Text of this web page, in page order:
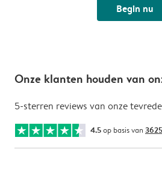
Begin nu
Onze klanten houden van
5-sterren reviews van onze
4.5op basis van